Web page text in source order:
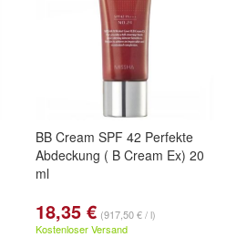
BB Cream SPF 42 Perfekte
Abdeckung ( B Cream Ex) 20
ml
18,35 € (917,50 € / l)
Kostenloser Versand